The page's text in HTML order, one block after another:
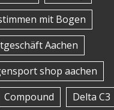
mit Bogen
Aachen
shop aachen
Compound Delta C3